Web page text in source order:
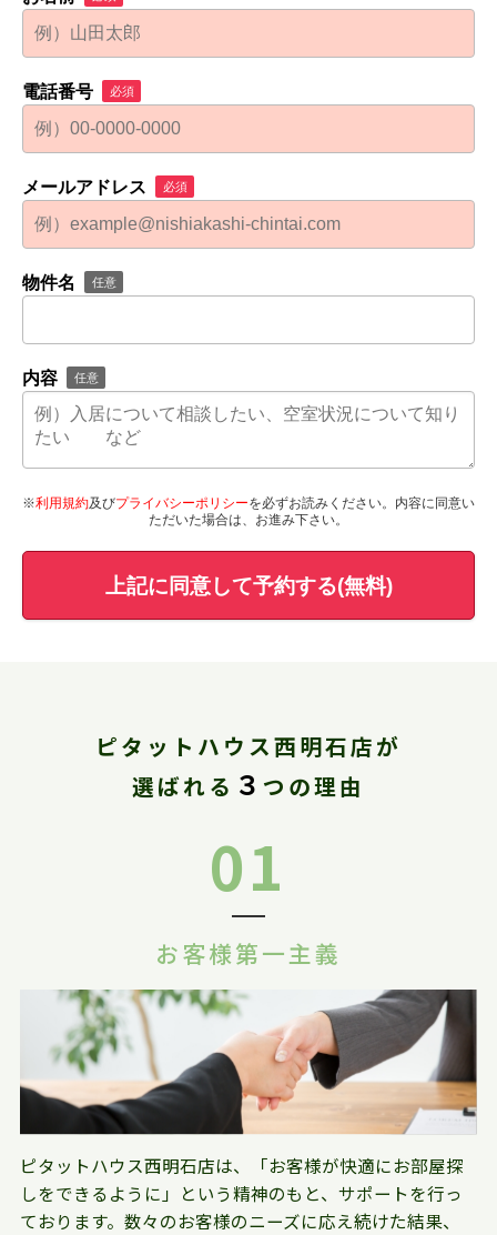
電話番号 必須
メールアドレス 必須
物件名 任意
内容 任意
※利用規約及びプライバシーポリシーを必ずお読みください。内容に同意い
ただいた場合は、お進み下さい。
上記に同意して予約する(無料)
ピタットハウス西明石店が
選ばれる ３ つの理由
01
お客様第一主義
ピタットハウス西明石店は、「お客様が快適にお部屋探
しをできるように」という精神のもと、サポートを行っ
ております。数々のお客様のニーズに応え続けた結果、